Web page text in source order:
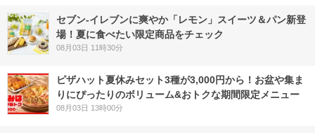
セブン‐イレブンに爽やか「レモン」スイーツ＆パン新登
場！夏に食べたい限定商品をチェック
08月03日 11時30分
ピザハット夏休みセット3種が3,000円から！お盆や集ま
りにぴったりのボリューム&おトクな期間限定メニュー
08月03日 13時00分